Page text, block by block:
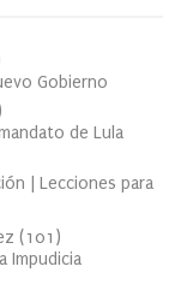
Gobierno
de Lula
| Lecciones para
(101 )
Impudicia